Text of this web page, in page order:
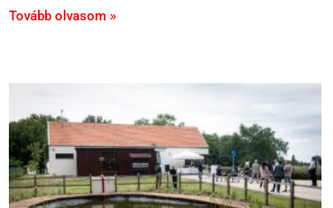
Tovább olvasom »